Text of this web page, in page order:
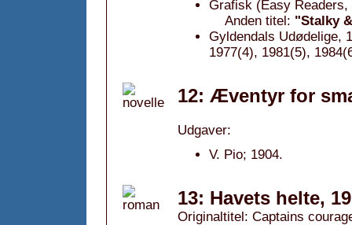
Grafisk (Easy Readers,
Anden titel: "Stalky
Gyldendals Udødelige,
1977(4), 1981(5),
12: Æventyr for
Udgaver:
V. Pio; 1904.
13: Havets helte,
Originaltitel: Captains